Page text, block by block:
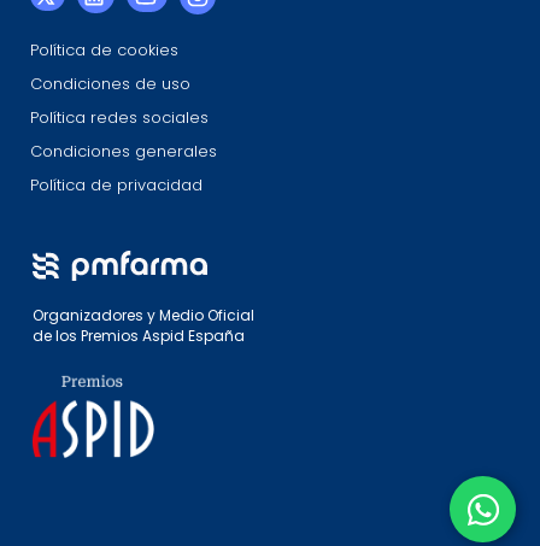
Política de cookies
Condiciones de uso
Política redes sociales
Condiciones generales
Política de privacidad
Organizadores y Medio Oficial
de los Premios Aspid España